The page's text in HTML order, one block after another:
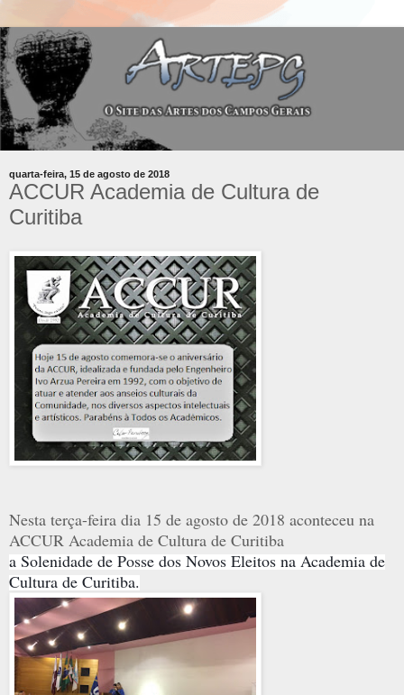
quarta-feira, 15 de agosto de 2018
ACCUR Academia de Cultura de
Curitiba
Nesta terça-feira dia 15 de agosto de 2018 aconteceu na
ACCUR Academia de Cultura de Curitiba
a Solenidade de Posse dos Novos Eleitos na Academia de
Cultura de Curitiba.